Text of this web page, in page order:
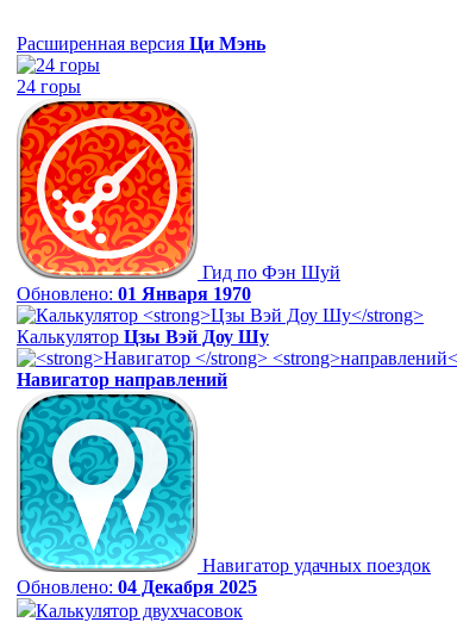
Расширенная версия Ци Мэнь
24 горы
Гид по Фэн Шуй
Обновлено: 01 Января 1970
Калькулятор Цзы Вэй Доу Шу
Навигатор направлений
Навигатор удачных поездок
Обновлено: 04 Декабря 2025
Калькулятор двухчасовок